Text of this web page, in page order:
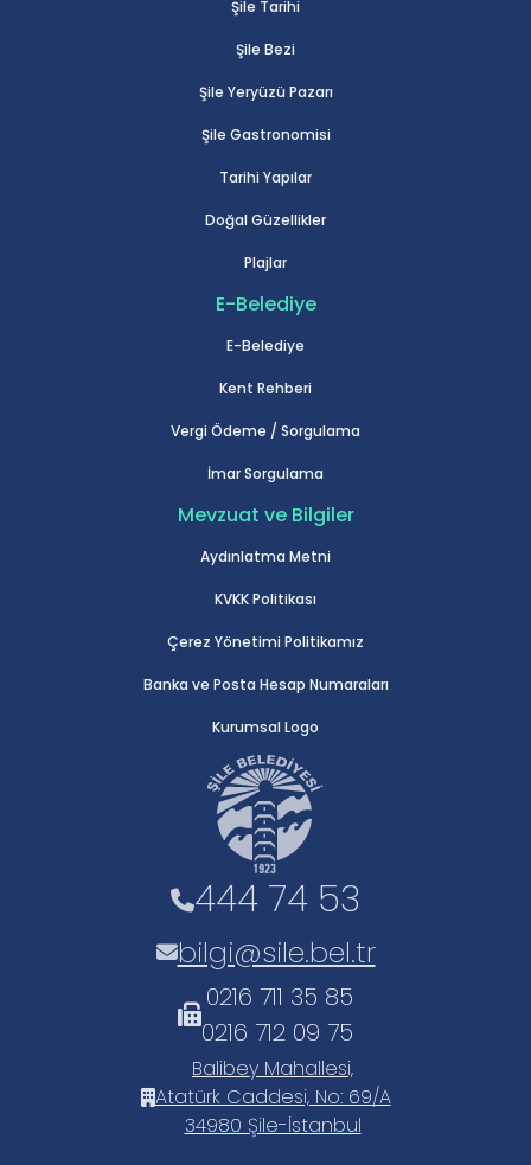
Şile Tarihi
Şile Bezi
Şile Yeryüzü Pazarı
Şile Gastronomisi
Tarihi Yapılar
Doğal Güzellikler
Plajlar
E-Belediye
E-Belediye
Kent Rehberi
Vergi Ödeme / Sorgulama
İmar Sorgulama
Mevzuat ve Bilgiler
Aydınlatma Metni
KVKK Politikası
Çerez Yönetimi Politikamız
Banka ve Posta Hesap Numaraları
Kurumsal Logo
444 74 53
bilgi@sile.bel.tr
0216 711 35 85
0216 712 09 75
Balibey Mahallesi,
Atatürk Caddesi, No: 69/A
34980 Şile-İstanbul